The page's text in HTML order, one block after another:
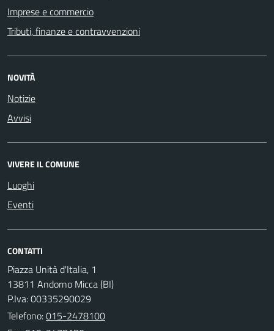
Imprese e commercio
Tributi, finanze e contravvenzioni
NOVITÀ
Notizie
Avvisi
VIVERE IL COMUNE
Luoghi
Eventi
CONTATTI
Piazza Unità d'Italia, 1
13811 Andorno Micca (BI)
P.Iva: 00335290029
Telefono:015-2478100